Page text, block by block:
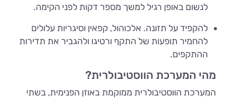
לנשום באופן רגיל למשך מספר דקות לפני הקימה.
להקפיד על תזונה. אלכוהול, קפאין וסיגריות עלולים
להחמיר תופעות של התקף ורטיגו ולהגביר את תדירות
ההתקפים.
מהי המערכת הווסטיבולרית?
המערכת הווסטיבולרית ממוקמת באוזן הפנימית, בשתי